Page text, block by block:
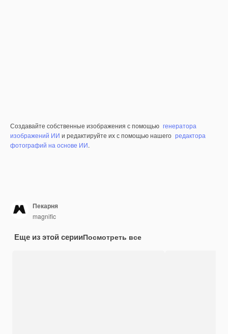
Создавайте собственные изображения с помощью генератора
изображений ИИ и редактируйте их с помощью нашего редактора
фотографий на основе ИИ.
Пекарня
magnific
Еще из этой серииПосмотреть все